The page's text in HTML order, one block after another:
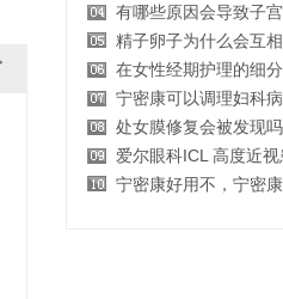
有哪些原因会导致子
精子卵子为什么会互
在女性经期护理的细
宁密康可以调理妇科
处女膜修复会被发现
爱尔眼科ICL 高度近
宁密康好用不，宁密